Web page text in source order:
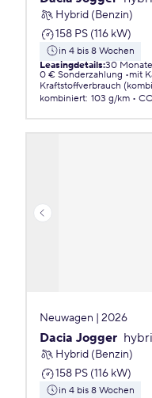
Hybrid (Benzin)
158 PS (116 kW)
in 4 bis 8 Wochen
Leasingdetails:30 Monate
0 € Sonderzahlung
mit
Kraftstoffverbrauch
kombiniert: 103 g/km
Neuwagen | 2026
Dacia Jogger
Hybrid (Benzin)
158 PS (116 kW)
in 4 bis 8 Wochen